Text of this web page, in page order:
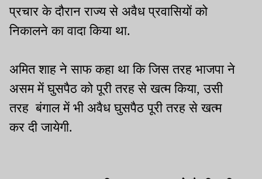
प्रचार के दौरान राज्य से अवैध प्रवासियों को
निकालने का वादा किया था.
अमित शाह ने साफ कहा था कि जिस तरह भाजपा ने
असम में घुसपैठ को पूरी तरह से खत्म किया, उसी
तरह बंगाल में भी अवैध घुसपैठ पूरी तरह से खत्म
कर दी जायेगी.